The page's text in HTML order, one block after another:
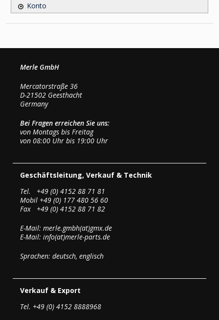
Konto
Merle GmbH
Mercatorstraße 36
D-21502 Geesthacht
Germany
Bei Fragen erreichen Sie uns:
von Montags bis Freitag
von 08:00 Uhr bis 19:00 Uhr
Geschäftsleitung, Verkauf & Technik
Tel. +49 (0) 4152 88 71 81
Mobil +49 (0) 177 480 56 60
Fax +49 (0) 4152 88 71 82
E-Mail: merle.gmbh(at)gmx.de
E-Mail: info(at)merle-parts.de
Sprachen: deutsch, englisch
Verkauf & Export
Tel. +49 (0) 4152 8888968